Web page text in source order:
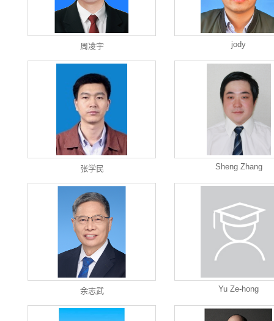
周凌宇 jody
张学民 Sheng Zhang
余志武 Yu Ze-hong